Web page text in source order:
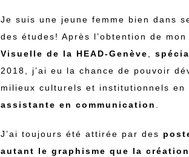
Je suis une jeune femme bien dans
des études! Après l’obtention de mon
Visuelle de la HEAD-Genève
2018, j’ai eu la chance de pouvoir
milieux culturels et institutionnels en
assistante en communication
J’ai toujours été attirée par des
autant le graphisme que la